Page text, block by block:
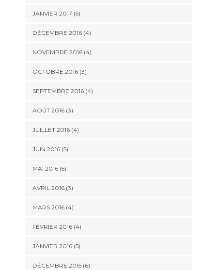
JANVIER 2017 (5)
DÉCEMBRE 2016(4)
NOVEMBRE 2016(4)
OCTOBRE 2016(3)
SEPTEMBRE 2016(4)
AOÛT 2016(3)
JUILLET 2016(4)
JUIN 2016(5)
MAI 2016(5)
AVRIL 2016(3)
MARS 2016(4)
FÉVRIER 2016(4)
JANVIER 2016(5)
DÉCEMBRE 2015(6)